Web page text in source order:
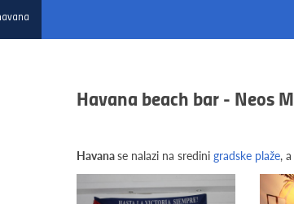
Havana beach bar - Neos
Havanase nalazi na sredini gradske plaže,